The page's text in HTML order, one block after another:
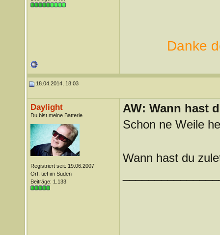
Danke
18.04.2014, 18:03
Daylight
Du bist meine Batterie
Registriert seit: 19.06.2007
Ort: tief im Süden
Beiträge: 1.133
AW: Wann hast
Schon ne Weile
Wann hast du